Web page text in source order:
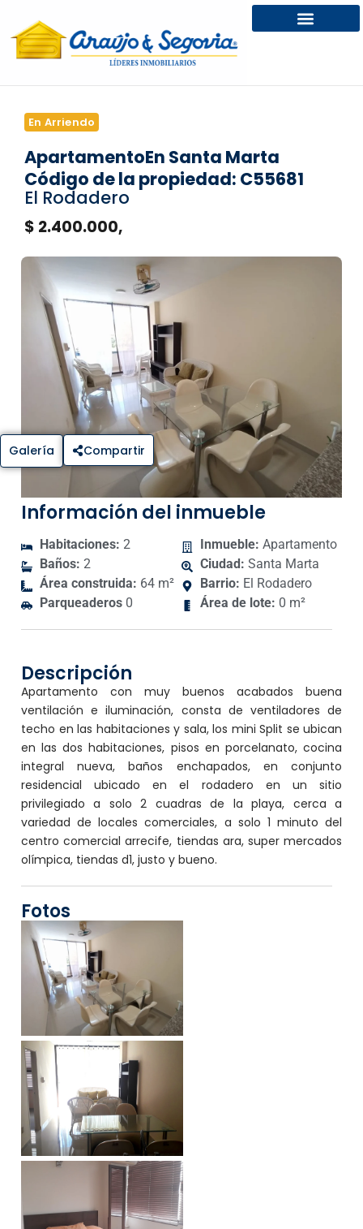
En Arriendo
ApartamentoEn Santa Marta
Código de la propiedad: C55681
El Rodadero
$ 2.400.000,
Galería Compartir
Información del inmueble
Habitaciones: 2
Baños: 2
Área construida: 64 m²
Parqueaderos 0
Inmueble: Apartamento
Ciudad: Santa Marta
Barrio: El Rodadero
Área de lote: 0 m²
Descripción
Apartamento con muy buenos acabados buena
ventilación e iluminación, consta de ventiladores de
techo en las habitaciones y sala, los mini Split se ubican
en las dos habitaciones, pisos en porcelanato, cocina
integral nueva, baños enchapados, en conjunto
residencial ubicado en el rodadero en un sitio
privilegiado a solo 2 cuadras de la playa, cerca a
variedad de locales comerciales, a solo 1 minuto del
centro comercial arrecife, tiendas ara, super mercados
olímpica, tiendas d1, justo y bueno.
Fotos